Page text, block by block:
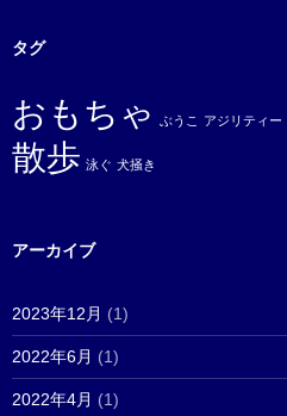
タグ
おもちゃ ぶうこ アジリティー
散歩 泳ぐ 犬掻き
アーカイブ
2023年12月 (1)
2022年6月 (1)
2022年4月 (1)